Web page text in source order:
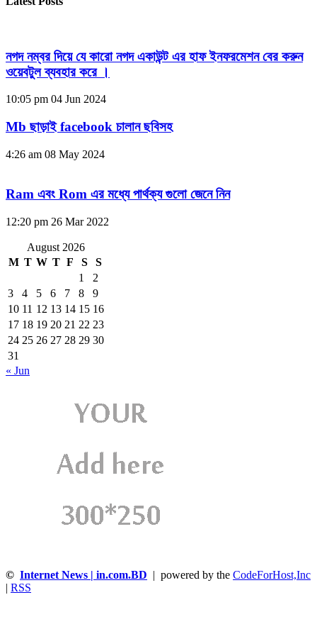
নগদ নম্বর দিয়ে যে কারো নগদ একাউন্ট এর হাফ ইনফরমেশন বের করুন
ওয়েবটুল ব্যবহার করে ।
10:05 pm 04 Jun 2024
Mb ছাড়াই facebook চালান ছবিসহ
4:26 am 08 May 2024
Ram এবং Rom এর মধ্যে পার্থক্য গুলো জেনে নিন
12:20 pm 26 Mar 2022
August 2026
M T W T F S
S
1
2
3
4 5 6 7 8
9
10 11 12 13 14 15 16
17 18 19 20 21 22 23
24 25 26 27 28 29 30
31
« Jun
© Internet News | in.com.BD | powered by the CodeForHost,Inc
| RSS